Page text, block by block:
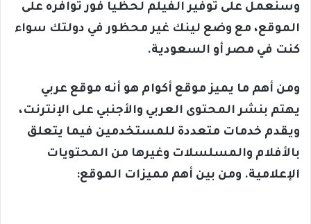
وسنعمل على توفير الفيلم لحظيا فور توافره على
الموقع، مع وضع لينك غير محظور في دولتك سواء
كنت في مصر أو السعودية.
ومن أهم ما يميز موقع أكوام هو أنه موقع عربي
يهتم بنشر المحتوى العربي والأجنبي على الإنترنت،
ويقدم خدمات متعددة للمستخدمين فيما يتعلق
بالأفلام والمسلسلات وغيرها من المحتويات
الإعلامية. ومن بين أهم مميزات الموقع: